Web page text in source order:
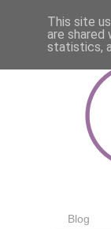
Blog
This site
are shared
statistics,